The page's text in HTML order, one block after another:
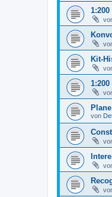
Kit-
von